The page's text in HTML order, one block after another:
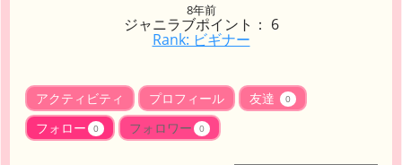
8年前
ジャニラブポイント： 6
Rank: ビギナー
アクティビティ プロフィール 友達 0
フォロー 0 フォロワー 0